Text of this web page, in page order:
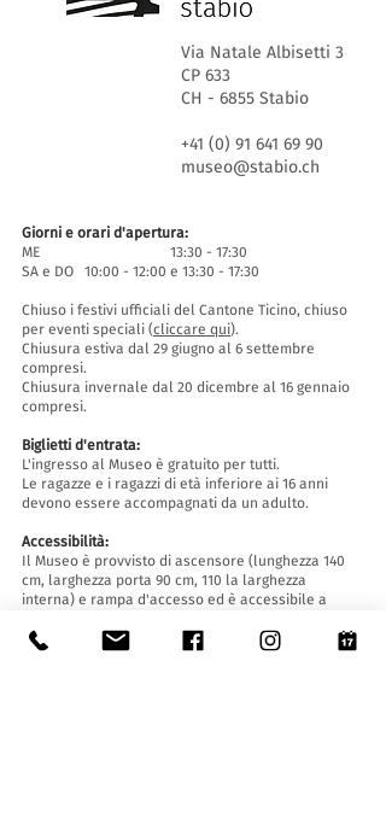
Via Natale Albisetti 3
CP 633
CH - 6855 Stabio
+41 (0) 91 641 69 90
museo@stabio.ch
Giorni e orari d'apertura:
ME 13:30 - 17:30
SA e DO 10:00 - 12:00 e 13:30 - 17:30
Chiuso i festivi ufficiali del Cantone Ticino, chiuso
per eventi speciali (cliccare qui).
Chiusura estiva dal 29 giugno al 6 settembre
compresi.
Chiusura invernale dal 20 dicembre al 16 gennaio
compresi.
Biglietti d'entrata:
L'ingresso al Museo è gratuito per tutti.
Le ragazze e i ragazzi di età inferiore ai 16 anni
devono essere accompagnati da un adulto.
Accessibilità:
Il Museo è provvisto di ascensore (lunghezza 140
cm, larghezza porta 90 cm, 110 la larghezza
interna) e rampa d'accesso ed è accessibile a